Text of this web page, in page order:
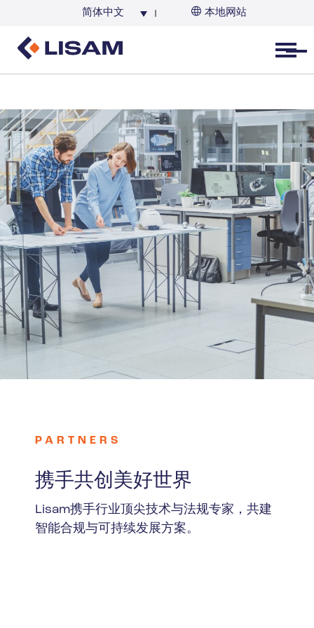
简体中文 本地网站
Open menu
PARTNERS
携手共创美好世界
Lisam携手行业顶尖技术与法规专家，共建
智能合规与可持续发展方案。